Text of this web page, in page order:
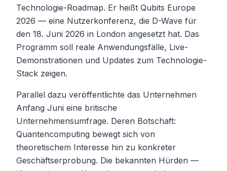
Technologie-Roadmap. Er heißt Qubits Europe
2026 — eine Nutzerkonferenz, die D-Wave für
den 18. Juni 2026 in London angesetzt hat. Das
Programm soll reale Anwendungsfälle, Live-
Demonstrationen und Updates zum Technologie-
Stack zeigen.
Parallel dazu veröffentlichte das Unternehmen
Anfang Juni eine britische
Unternehmensumfrage. Deren Botschaft:
Quantencomputing bewegt sich von
theoretischem Interesse hin zu konkreter
Geschäftserprobung. Die bekannten Hürden —